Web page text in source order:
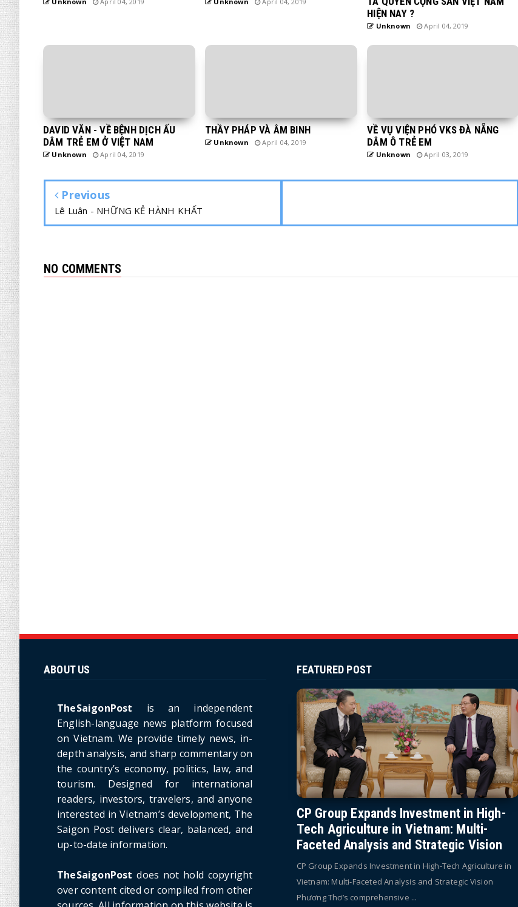
HIỆN NAY ?
Unknown April 04, 2019
DAVID VĂN - VỀ BỆNH DỊCH ẤU
DÂM TRẺ EM Ở VIỆT NAM
Unknown April 04, 2019
THẦY PHÁP VÀ ÂM BINH
Unknown April 04, 2019
VỀ VỤ VIỆN PHÓ VKS ĐÀ NẴNG
DÂM Ô TRẺ EM
Unknown April 03, 2019
Previous
Lê Luân - NHỮNG KẺ HÀNH KHẤT
NO COMMENTS
ABOUT US
TheSaigonPost is an independent
English-language news platform focused
on Vietnam. We provide timely news, in-
depth analysis, and sharp commentary on
the country’s economy, politics, law, and
tourism. Designed for international
readers, investors, travelers, and anyone
interested in Vietnam’s development, The
Saigon Post delivers clear, balanced, and
up-to-date information.
TheSaigonPost does not hold copyright
over content cited or compiled from other
FEATURED POST
CP Group Expands Investment in High-
Tech Agriculture in Vietnam: Multi-
Faceted Analysis and Strategic Vision
CP Group Expands Investment in High-Tech Agriculture in
Vietnam: Multi-Faceted Analysis and Strategic Vision
Phương Thơ’s comprehensive ...